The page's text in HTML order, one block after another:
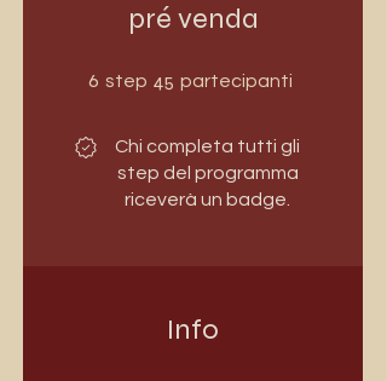
pré venda
6 step 6 step
45 partecipanti
Chi completa tutti gli
step del programma
riceverà un badge.
Info